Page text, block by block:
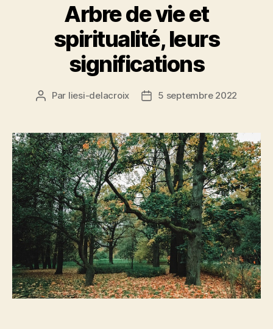
Arbre de vie et
spiritualité, leurs
significations
Auteur
Par liesi-delacroix
Date5 septembre 2022